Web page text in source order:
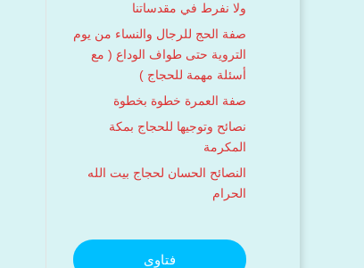
ولا نفرط في مقدساتنا
صفة الحج للرجال والنساء من يوم
التروية حتى طواف الوداع ( مع
أسئلة مهمة للحجاج )
صفة العمرة خطوة بخطوة
نصائح وتوجيها للحجاج بمكة
المكرمة
النصائح الحسان لحجاج بيت الله
الحرام
فتاوى